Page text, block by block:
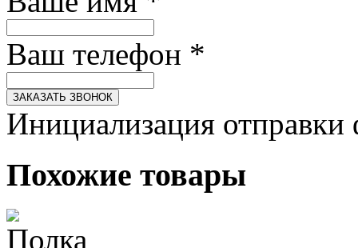
Ваш телефон *
ЗАКАЗАТЬ ЗВОНОК
Инициализация
Похожие товары